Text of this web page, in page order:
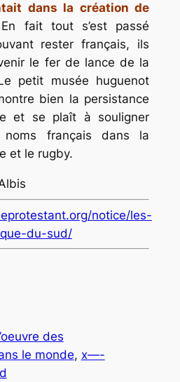
dans la création de
fait tout s’est passé
rester français, ils
le fer de lance de la
petit musée huguenot
bien la persistance
et se plaît à souligner
noms français dans la
et le rugby.
notice/les-
du-sud/
des
le monde, x—-